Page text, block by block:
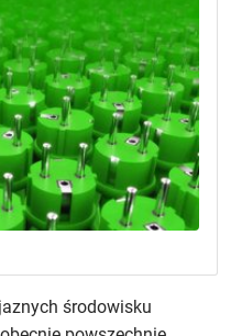
środowisku